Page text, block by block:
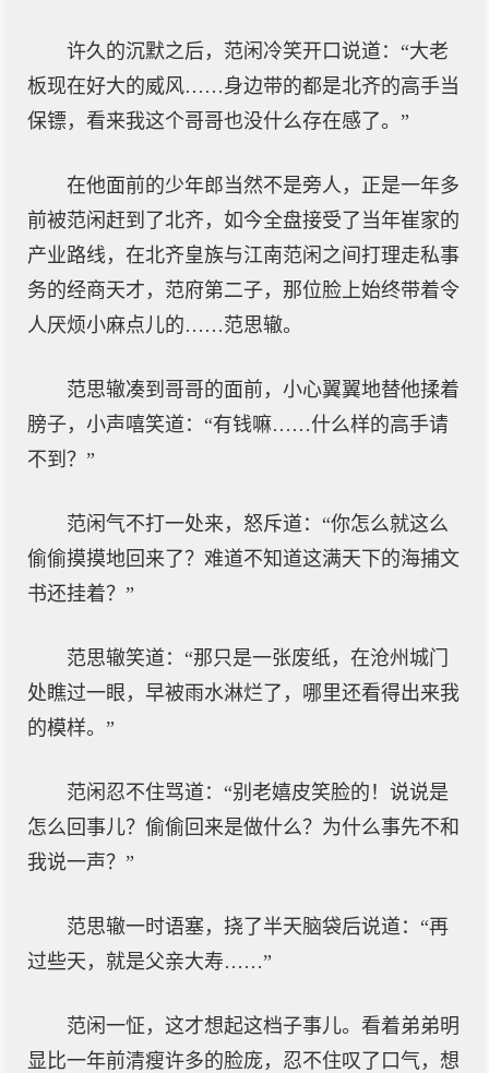
许久的沉默之后，范闲冷笑开口说道：“大老
板现在好大的威风……身边带的都是北齐的高手当
保镖，看来我这个哥哥也没什么存在感了。”
在他面前的少年郎当然不是旁人，正是一年多
前被范闲赶到了北齐，如今全盘接受了当年崔家的
产业路线，在北齐皇族与江南范闲之间打理走私事
务的经商天才，范府第二子，那位脸上始终带着令
人厌烦小麻点儿的……范思辙。
范思辙凑到哥哥的面前，小心翼翼地替他揉着
膀子，小声嘻笑道：“有钱嘛……什么样的高手请
不到？”
范闲气不打一处来，怒斥道：“你怎么就这么
偷偷摸摸地回来了？难道不知道这满天下的海捕文
书还挂着？”
范思辙笑道：“那只是一张废纸，在沧州城门
处瞧过一眼，早被雨水淋烂了，哪里还看得出来我
的模样。”
范闲忍不住骂道：“别老嬉皮笑脸的！说说是
怎么回事儿？偷偷回来是做什么？为什么事先不和
我说一声？”
范思辙一时语塞，挠了半天脑袋后说道：“再
过些天，就是父亲大寿……”
范闲一怔，这才想起这档子事儿。看着弟弟明
显比一年前清瘦许多的脸庞，忍不住叹了口气，想